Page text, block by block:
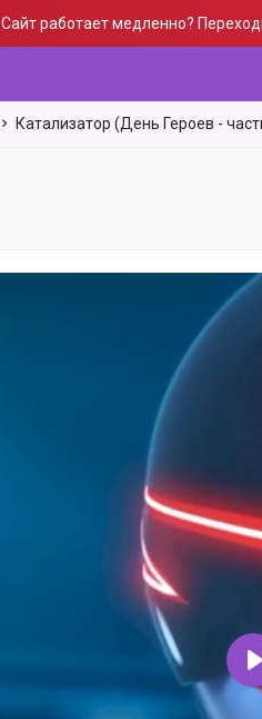
Сайт работает медленно?
Катализатор (День Героев -